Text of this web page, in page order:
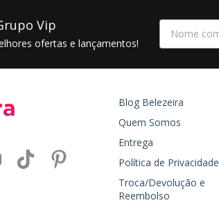
Vip
ofertas e lançamentos!
Blog Belezeira
Quem Somos
Entrega
Política de Privacidade
Troca/Devolução e
Reembolso